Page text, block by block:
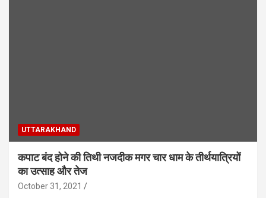
UTTARAKHAND
कपाट बंद होने की तिथी नजदीक मगर चार धाम के तीर्थयात्रियों
का उत्साह और तेज
October 31, 2021